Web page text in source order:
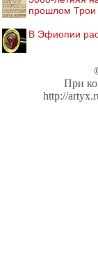
прошлом Трои
В Эфиопии
При
http://